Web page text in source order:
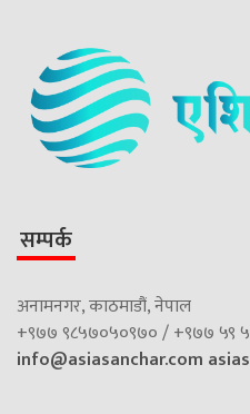
सम्पर्क
अनामनगर, काठमाडौं, नेपाल
+९७७ ९८५७०५०९७० / +९७७ ५९
info@asiasanchar.com